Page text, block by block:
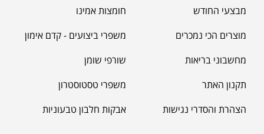
מבצעי החודש
מוצרים הכי נמכרים
מחשבוני בריאות
תקנון האתר
הצהרת והסדרי נגישות
חומצות אמינו
משפרי ביצועים - קדם אימון
שורפי שומן
משפרי טסטוסטרון
אבקות חלבון טבעוניות